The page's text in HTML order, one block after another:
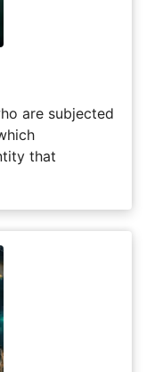
are subjected
that